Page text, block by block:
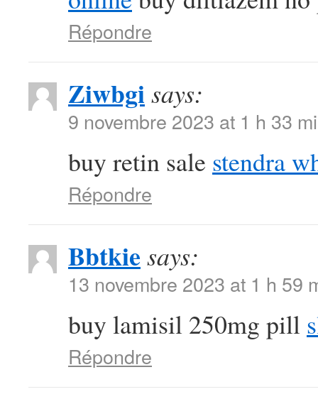
Répondre
Ziwbgisays:
9 novembre 2023 at 1 h 33
buy retin sale stendra
Répondre
Bbtkie says:
13 novembre 2023 at 1 h 59
buy lamisil 250mg pill
Répondre